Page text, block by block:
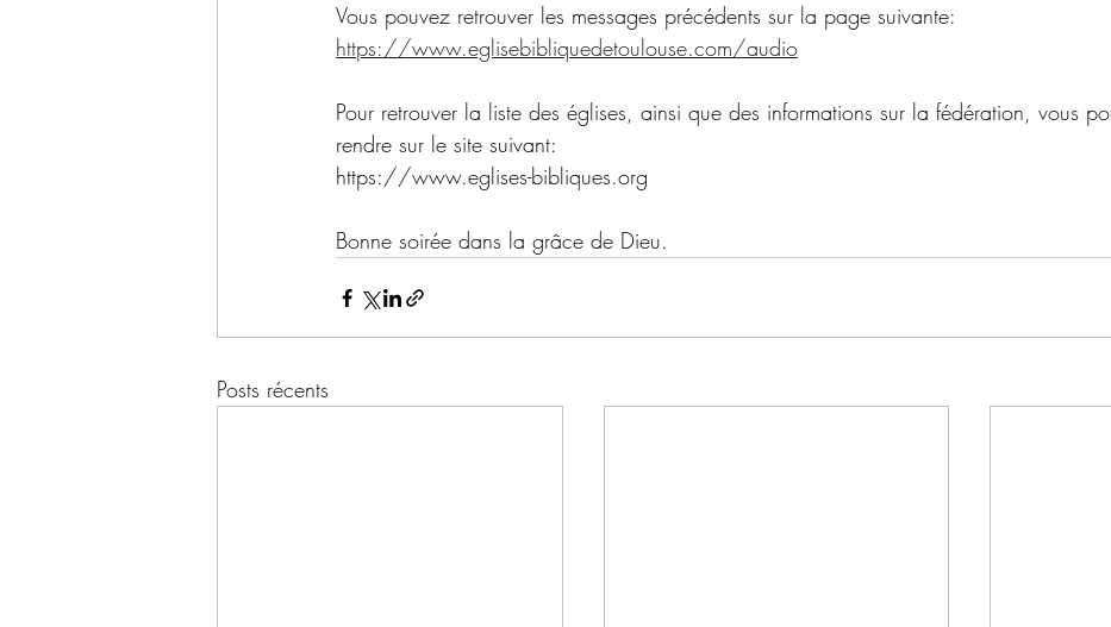
Vous pouvez retrouver les messages précédents sur la page suivante:
https://www.eglisebibliquedetoulouse.com/audio
Pour retrouver la liste des églises, ainsi que des informations sur la fédération, vous
rendre sur le site suivant:
https://www.eglises-bibliques.org
Bonne soirée dans la grâce de Dieu.
Posts récents